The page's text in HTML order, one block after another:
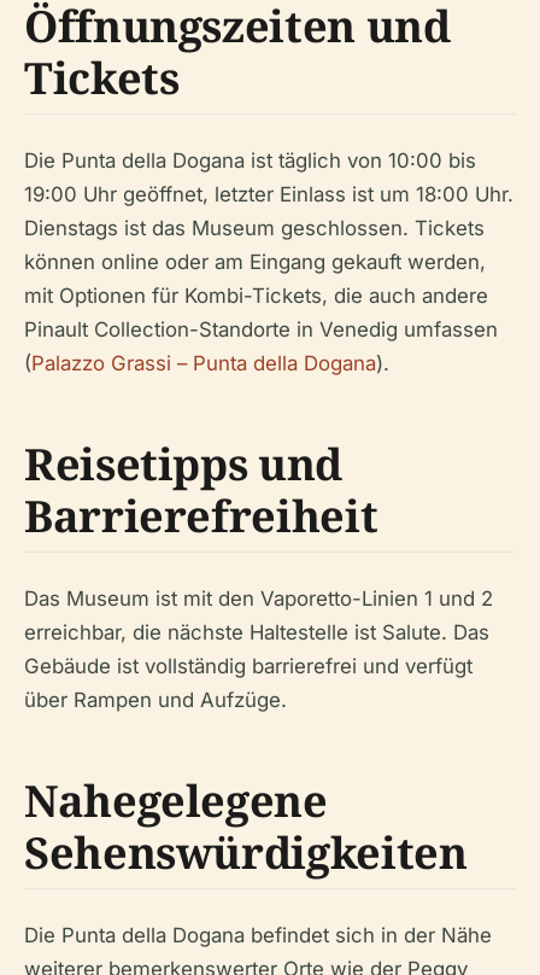
Öffnungszeiten und
Tickets
Die Punta della Dogana ist täglich von 10:00 bis
19:00 Uhr geöffnet, letzter Einlass ist um 18:00 Uhr.
Dienstags ist das Museum geschlossen. Tickets
können online oder am Eingang gekauft werden,
mit Optionen für Kombi-Tickets, die auch andere
Pinault Collection-Standorte in Venedig umfassen
(Palazzo Grassi – Punta della Dogana).
Reisetipps und
Barrierefreiheit
Das Museum ist mit den Vaporetto-Linien 1 und 2
erreichbar, die nächste Haltestelle ist Salute. Das
Gebäude ist vollständig barrierefrei und verfügt
über Rampen und Aufzüge.
Nahegelegene
Sehenswürdigkeiten
Die Punta della Dogana befindet sich in der Nähe
weiterer bemerkenswerter Orte wie der Peggy